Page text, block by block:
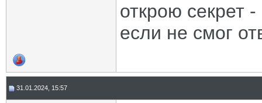
открою секрет
если не смог
31.01.2024, 15:57